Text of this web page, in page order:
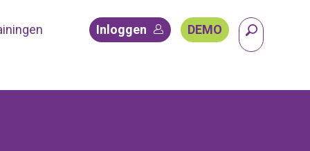
Inloggen DEMO